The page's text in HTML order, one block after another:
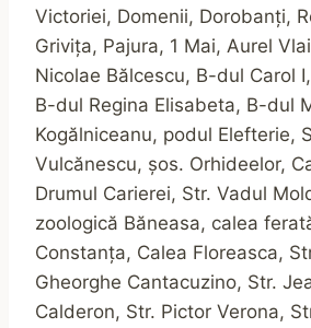
Victoriei, Domenii, Dorobanți,
Grivița, Pajura, 1 Mai, Aurel
Nicolae Bălcescu, B-dul Carol
B-dul Regina Elisabeta, B-dul
Kogălniceanu, podul Elefterie,
Vulcănescu, șos. Orhideelor,
Drumul Carierei, Str. Vadul
zoologică Băneasa, calea
Constanța, Calea Floreasca,
Gheorghe Cantacuzino, Str.
Calderon, Str. Pictor Verona,